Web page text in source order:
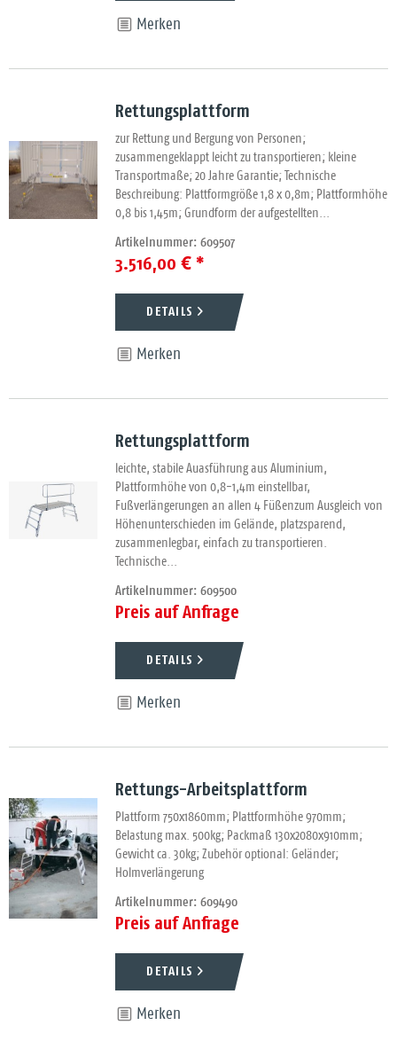
Merken
Rettungsplattform
zur Rettung und Bergung von Personen;
zusammengeklappt leicht zu transportieren; kleine
Transportmaße; 20 Jahre Garantie; Technische
Beschreibung: Plattformgröße 1,8 x 0,8m; Plattformhöhe
0,8 bis 1,45m; Grundform der aufgestellten...
Artikelnummer: 609507
3.516,00 € *
DETAILS
Merken
Rettungsplattform
leichte, stabile Auasführung aus Aluminium,
Plattformhöhe von 0,8-1,4m einstellbar,
Fußverlängerungen an allen 4 Füßenzum Ausgleich von
Höhenunterschieden im Gelände, platzsparend,
zusammenlegbar, einfach zu transportieren.
Technische...
Artikelnummer: 609500
Preis auf Anfrage
DETAILS
Merken
Rettungs-Arbeitsplattform
Plattform 750x1860mm; Plattformhöhe 970mm;
Belastung max. 500kg; Packmaß 130x2080x910mm;
Gewicht ca. 30kg; Zubehör optional: Geländer;
Holmverlängerung
Artikelnummer: 609490
Preis auf Anfrage
DETAILS
Merken